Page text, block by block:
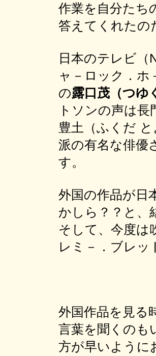
作業を自分たち
答えてくれたの
日本のテレビ（
ャ－ロック．ホ
の露口茂（つゆ
トソンの声は
豊土（ふくだ
派の有名な俳優
す。
外国の作品が日
かしら？？と、
そして、今度は
レミ－．ブレッ
外国作品を見る
言葉を聞くのも
方が早いように